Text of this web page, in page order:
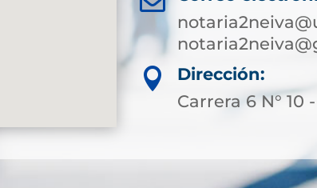

Dirección:
Carrera 6 N° 10